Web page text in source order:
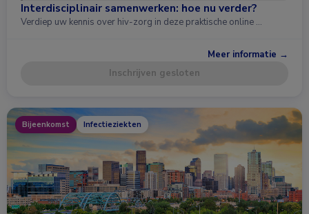
Interdisciplinair samenwerken: hoe nu verder?
Verdiep uw kennis over hiv-zorg in deze praktische online …
Meer informatie →
Inschrijven gesloten
Bijeenkomst Infectieziekten